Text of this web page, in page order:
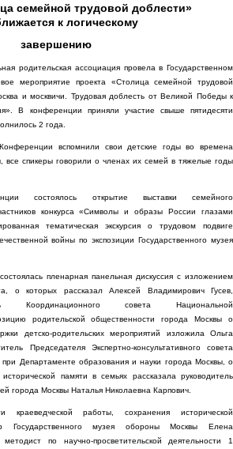
семейной трудовой доблести»
к логическому
завершению
родительская ассоциация провела в Государственном
мероприятие проекта «Столица семейной трудовой
и москвичи. Трудовая доблесть от Великой Победы к
В конференции приняли участие свыше пятидесяти
2 года.
вспомнили свои детские годы во времена
все спикеры говорили о членах их семей в тяжелые годы
состоялось открытие выставки семейного
конкурса «Символы и образы России глазами
тематическая экскурсия о трудовом подвиге
войны по экспозиции Государственного музея
пленарная панельная дискуссия с изложением
о которых рассказал Алексей Владимирович Гусев,
Координационного совета Национальной
родительской общественности города Москвы о
детско-родительских мероприятий изложила Ольга
Председателя Экспертно-консультативного совета
при Департаменте образования и науки города Москвы, о
памяти в семьях рассказала руководитель
города Москвы Наталья Николаевна Карпович.
работы, сохранения исторической
Государственного музея обороны Москвы Елена
по научно-просветительской деятельности 1